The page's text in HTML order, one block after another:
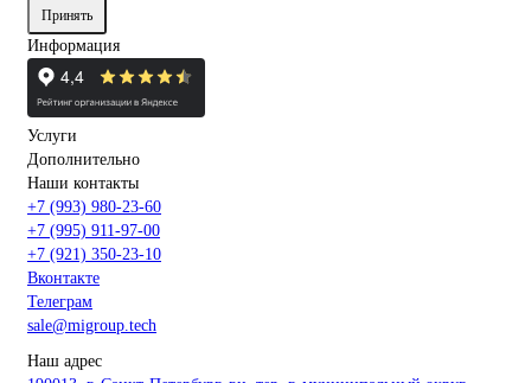
Принять
Информация
Услуги
Дополнительно
Наши контакты
+7 (993) 980-23-60
+7 (995) 911-97-00
+7 (921) 350-23-10
Вконтакте
Телеграм
sale@migroup.tech
Наш адрес